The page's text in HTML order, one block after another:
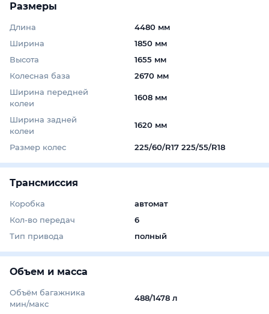
Размеры
Длина
4480 мм
Ширина
1850 мм
Высота
1655 мм
Колесная база
2670 мм
Ширина передней
колеи
1608 мм
Ширина задней
колеи
1620 мм
Размер колес 225/60/R17 225/55/R18
Трансмиссия
Коробка
автомат
Кол-во передач
6
Тип привода
полный
Объем и масса
Объём багажника
мин/макс
488/1478 л